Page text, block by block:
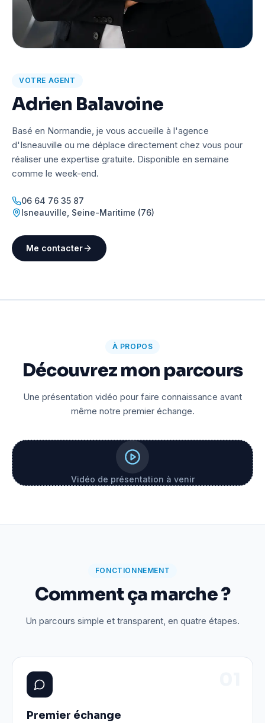
VOTRE AGENT
Adrien Balavoine
Basé en Normandie, je vous accueille à l'agence
d'Isneauville ou me déplace directement chez vous pour
réaliser une expertise gratuite. Disponible en semaine
comme le week-end.
06 64 76 35 87
Isneauville Seine-Maritime (76)
Me contacter
À PROPOS
Découvrez mon parcours
Une présentation vidéo pour faire connaissance avant
même notre premier échange.
Vidéo de présentation à venir
FONCTIONNEMENT
Comment ça marche ?
Un parcours simple et transparent, en quatre étapes.
Premier échange